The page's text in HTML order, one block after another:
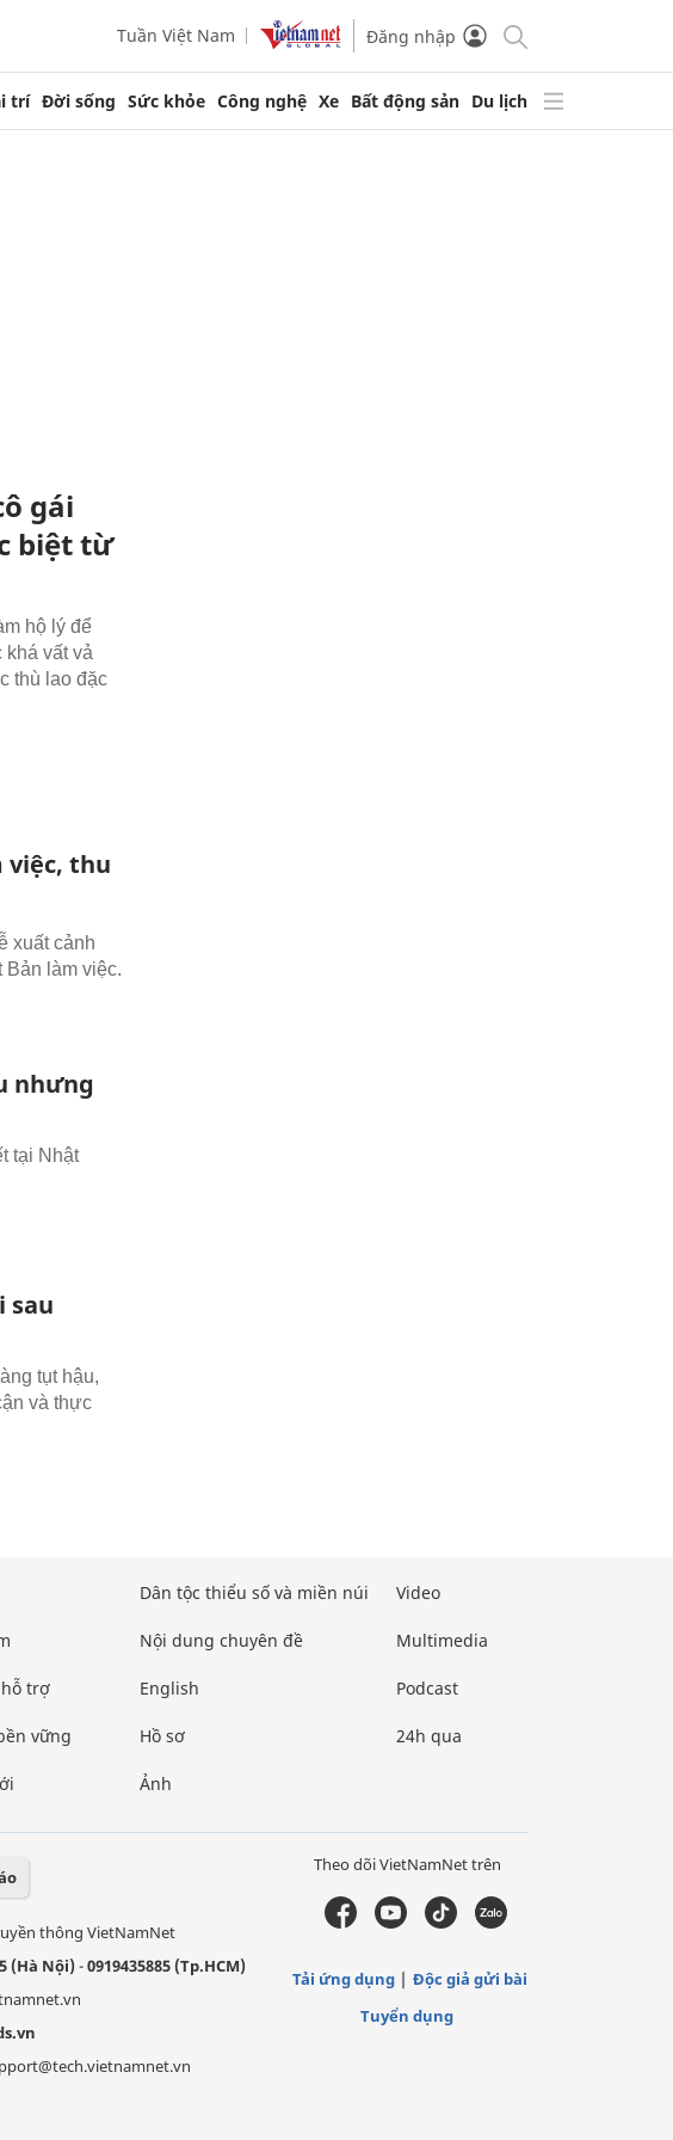
Tuần Việt Nam Đăng nhập
trí Đời sống Sức khỏe Công nghệ Xe Bất động sản Du lịch
gái
biệt từ
hộ lý để
vất vả
thù lao đặc
việc, thu
xuất cảnh
Bản làm việc.
nhưng
tại Nhật
sau
tụt hậu,
và thực
trợ
vững
Dân tộc thiểu số và miền núi
Nội dung chuyên đề
English
Hồ sơ
Ảnh
Video
Multimedia
Podcast
24h qua
thông VietNamNet
(Hà Nội)-0919435885 (Tp.HCM)
Theo dõi VietNamNet trên
Tải ứng dụng
Độc giả gửi bài
Tuyển dụng